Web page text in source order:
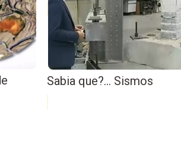
Sabia que?… Sismos